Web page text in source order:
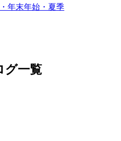
年末年始・夏季
グ一覧